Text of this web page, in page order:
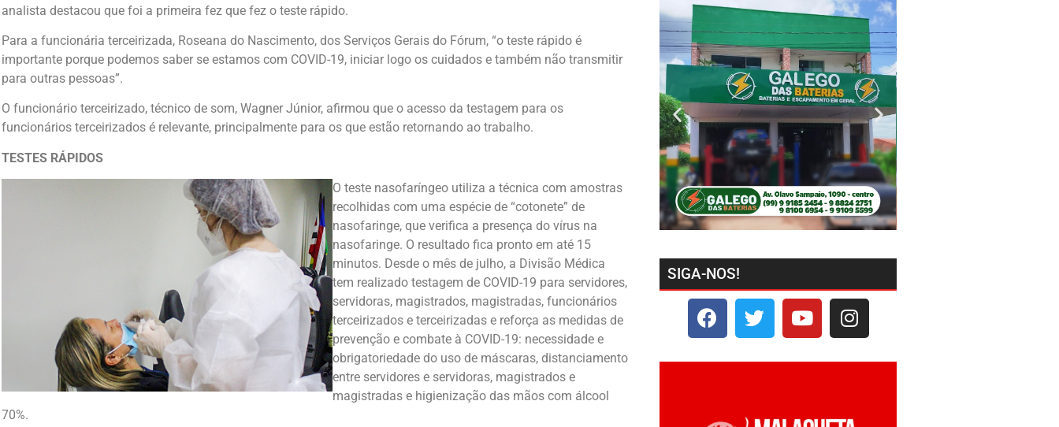
analista destacou que foi a primeira fez que fez o teste rápido.
Para a funcionária terceirizada, Roseana do Nascimento, dos Serviços Gerais do Fórum, “o teste rápido é
importante porque podemos saber se estamos com COVID-19, iniciar logo os cuidados e também não transmitir
para outras pessoas”.
O funcionário terceirizado, técnico de som, Wagner Júnior, afirmou que o acesso da testagem para os
funcionários terceirizados é relevante, principalmente para os que estão retornando ao trabalho.
TESTES RÁPIDOS
O teste nasofaríngeo utiliza a técnica com amostras
recolhidas com uma espécie de “cotonete” de
nasofaringe, que verifica a presença do vírus na
nasofaringe. O resultado fica pronto em até 15
minutos. Desde o mês de julho, a Divisão Médica
tem realizado testagem de COVID-19 para servidores,
servidoras, magistrados, magistradas, funcionários
terceirizados e terceirizadas e reforça as medidas de
prevenção e combate à COVID-19: necessidade e
obrigatoriedade do uso de máscaras, distanciamento
entre servidores e servidoras, magistrados e
magistradas e higienização das mãos com álcool
70%.
SIGA-NOS!